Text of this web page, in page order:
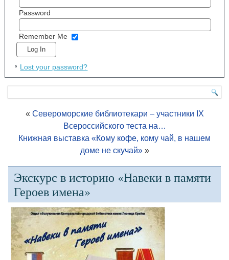
Password
Remember Me
Lost your password?
« Североморские библиотекари – участники IX
Всероссийского теста на…
Книжная выставка «Кому кофе, кому чай, в нашем
доме не скучай»»
Экскурс в историю «Навеки в памяти
Героев имена»